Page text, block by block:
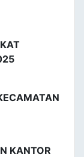
KANTOR